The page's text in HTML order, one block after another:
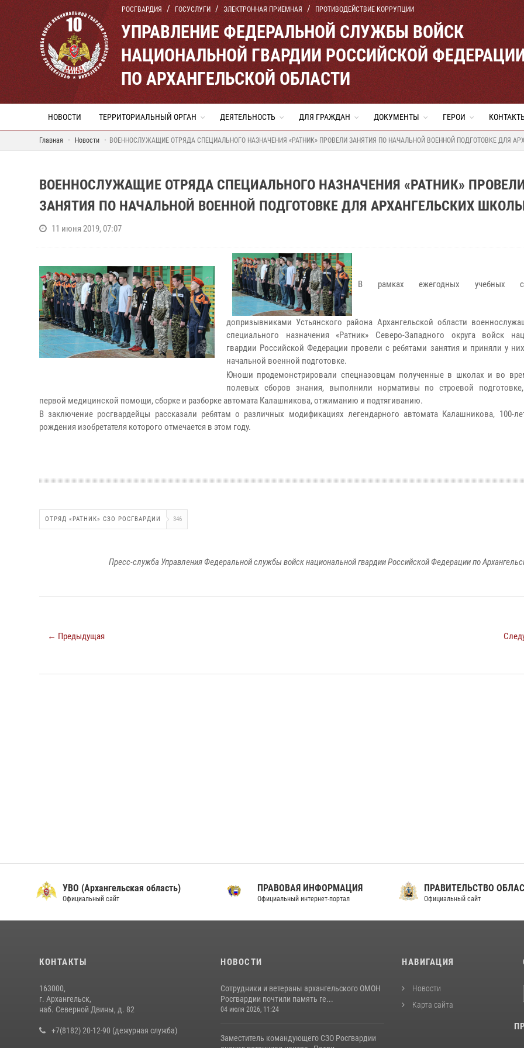
РОСГВАРДИЯ ГОСУСЛУГИ ЭЛЕКТРОННАЯ ПРИЕМНАЯ ПРОТИВОДЕЙСТВИЕ КОРРУПЦИИ
УПРАВЛЕНИЕ ФЕДЕРАЛЬНОЙ СЛУЖБЫ ВОЙСК
НАЦИОНАЛЬНОЙ ГВАРДИИ РОССИЙСКОЙ
ПО АРХАНГЕЛЬСКОЙ ОБЛАСТИ
НОВОСТИ ТЕРРИТОРИАЛЬНЫЙ ОРГАН ДЕЯТЕЛЬНОСТЬ ДЛЯ ГРАЖДАН ДОКУМЕНТЫ ГЕРОИ
Главная Новости ВОЕННОСЛУЖАЩИЕ ОТРЯДА СПЕЦИАЛЬНОГО НАЗНАЧЕНИЯ «РАТНИК» ПРОВЕЛИ ЗАНЯТИЯ ПО НАЧАЛЬНОЙ ВОЕННОЙ ПОДГОТОВКЕ ДЛЯ
ВОЕННОСЛУЖАЩИЕ ОТРЯДА СПЕЦИАЛЬНОГО НАЗНАЧЕНИЯ «РАТНИК»
ЗАНЯТИЯ ПО НАЧАЛЬНОЙ ВОЕННОЙ ПОДГОТОВКЕ ДЛЯ АРХАНГЕЛЬСКИХ
11 июня 2019, 07:07
В рамках ежегодных учебных
допризывниками Устьянского района Архангельской области
специального назначения «Ратник» Северо-Западного округа войск
гвардии Российской Федерации провели с ребятами занятия и приняли у
начальной военной подготовке.
Юноши продемонстрировали спецназовцам полученные в школах и во
полевых сборов знания, выполнили нормативы по строевой
первой медицинской помощи, сборке и разборке автомата Калашникова, отжиманию и подтягиванию.
В заключение росгвардейцы рассказали ребятам о различных модификациях легендарного автомата Калашникова, 100-
рождения изобретателя которого отмечается в этом году.
ОТРЯД «РАТНИК» СЗО РОСГВАРДИИ 346
Пресс-служба Управления Федеральной службы войск национальной гвардии Российской Федерации по
← Предыдущая
УВО (Архангельская область)
Официальный сайт
ПРАВОВАЯ ИНФОРМАЦИЯ
Официальный интернет-портал
ПРАВИТЕЛЬСТВО
Официальный сайт
КОНТАКТЫ
163000,
г. Архангельск,
наб. Северной Двины, д. 82
+7(8182) 20-12-90 (дежурная служба)
НОВОСТИ
Сотрудники и ветераны архангельского ОМОН
Росгвардии почтили память ге...
04 июля 2026, 11:24
Заместитель командующего СЗО Росгвардии
НАВИГАЦИЯ
Новости
Карта сайта